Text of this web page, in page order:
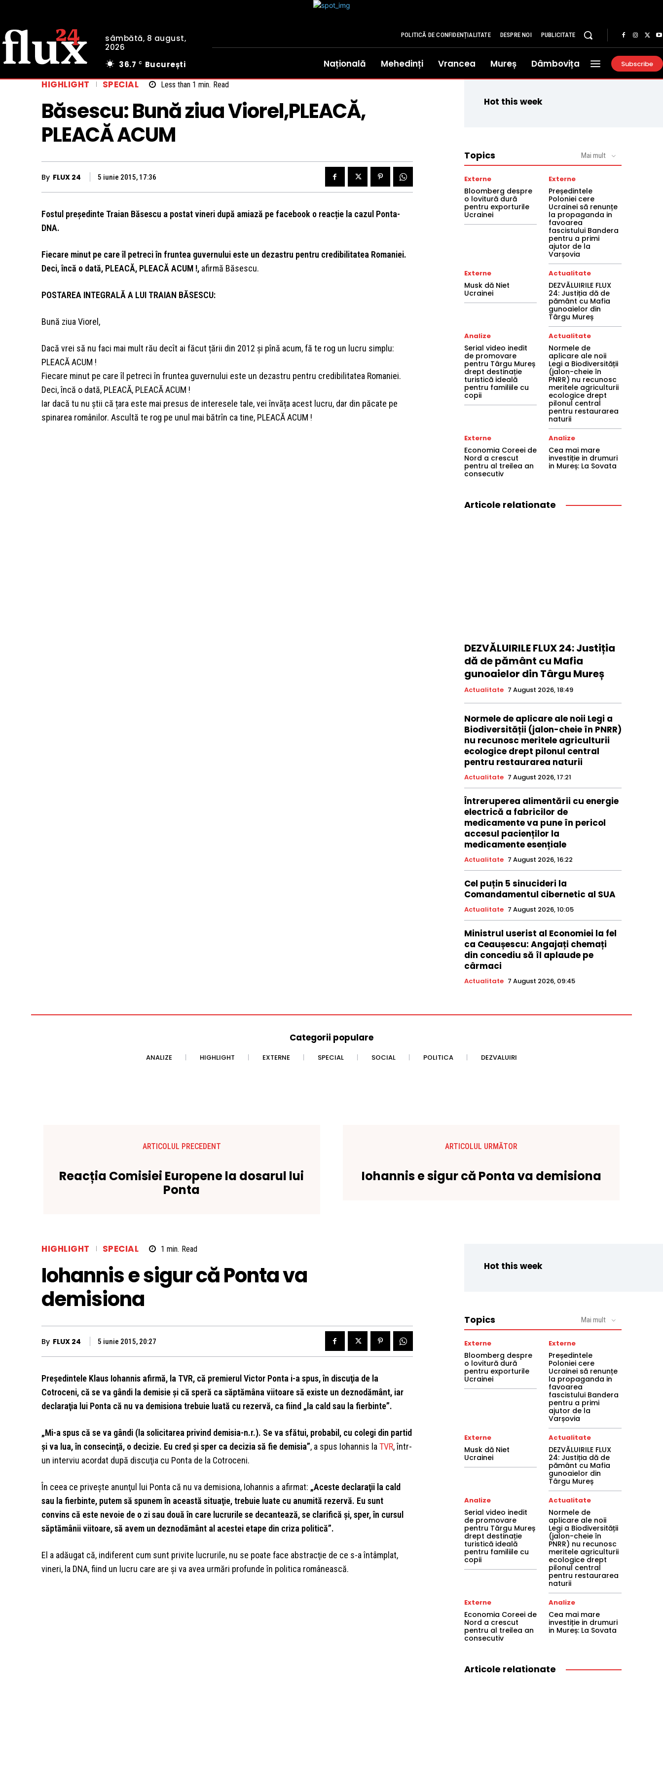
sâmbătă, 8 august,
2026
36.7 C București
POLITICĂ DE CONFIDENȚIALITATE DESPRE NOI PUBLICITATE
Națională Mehedinți Vrancea Mureș Dâmbovița Subscribe
HIGHLIGHT SPECIAL Less than 1 min. Read
Băsescu: Bună ziua Viorel,PLEACĂ,
PLEACĂ ACUM
By FLUX 24 5 iunie 2015, 17:36
Fostul președinte Traian Băsescu a postat vineri după amiază pe facebook o reacție la cazul Ponta-
DNA.
Fiecare minut pe care îl petreci în fruntea guvernului este un dezastru pentru credibilitatea Romaniei.
Deci, încă o dată, PLEACĂ, PLEACĂ ACUM !, afirmă Băsescu.
POSTAREA INTEGRALĂ A LUI TRAIAN BĂSESCU:
Bună ziua Viorel,
Dacă vrei să nu faci mai mult rău decît ai făcut țării din 2012 și pînă acum, fă te rog un lucru simplu:
PLEACĂ ACUM !
Fiecare minut pe care îl petreci în fruntea guvernului este un dezastru pentru credibilitatea Romaniei.
Deci, încă o dată, PLEACĂ, PLEACĂ ACUM !
Iar dacă tu nu știi că țara este mai presus de interesele tale, vei învăța acest lucru, dar din păcate pe
spinarea românilor. Ascultă te rog pe unul mai bătrîn ca tine, PLEACĂ ACUM !
Hot this week
Topics Mai mult
Externe
Bloomberg despre
o lovitură dură
pentru exporturile
Ucrainei
Externe
Președintele
Poloniei cere
Ucrainei să renunțe
la propaganda in
favoarea
fascistului Bandera
pentru a primi
ajutor de la
Varșovia
Externe
Musk dă Niet
Ucrainei
Actualitate
DEZVĂLUIRILE FLUX
24: Justiția dă de
pământ cu Mafia
gunoaielor din
Târgu Mureș
Analize
Serial video inedit
de promovare
pentru Târgu Mureș
drept destinație
turistică ideală
pentru familiile cu
copii
Actualitate
Normele de
aplicare ale noii
Legi a Biodiversității
(jalon-cheie în
PNRR) nu recunosc
meritele agriculturii
ecologice drept
pilonul central
pentru restaurarea
naturii
Externe
Economia Coreei de
Nord a crescut
pentru al treilea an
consecutiv
Analize
Cea mai mare
investiție in drumuri
in Mureș: La Sovata
Articole relationate
DEZVĂLUIRILE FLUX 24: Justiția
dă de pământ cu Mafia
gunoaielor din Târgu Mureș
Actualitate 7 August 2026, 18:49
Normele de aplicare ale noii Legi a
Biodiversității (jalon-cheie în PNRR)
nu recunosc meritele agriculturii
ecologice drept pilonul central
pentru restaurarea naturii
Actualitate 7 August 2026, 17:21
Întreruperea alimentării cu energie
electrică a fabricilor de
medicamente va pune în pericol
accesul pacienților la
medicamente esențiale
Actualitate 7 August 2026, 16:22
Cel puțin 5 sinucideri la
Comandamentul cibernetic al SUA
Actualitate 7 August 2026, 10:05
Ministrul userist al Economiei la fel
ca Ceaușescu: Angajați chemați
din concediu să îl aplaude pe
cârmaci
Actualitate 7 August 2026, 09:45
Categorii populare
ANALIZE HIGHLIGHT EXTERNE SPECIAL SOCIAL POLITICA DEZVALUIRI
ARTICOLUL PRECEDENT
Reacția Comisiei Europene la dosarul lui
Ponta
ARTICOLUL URMĂTOR
Iohannis e sigur că Ponta va demisiona